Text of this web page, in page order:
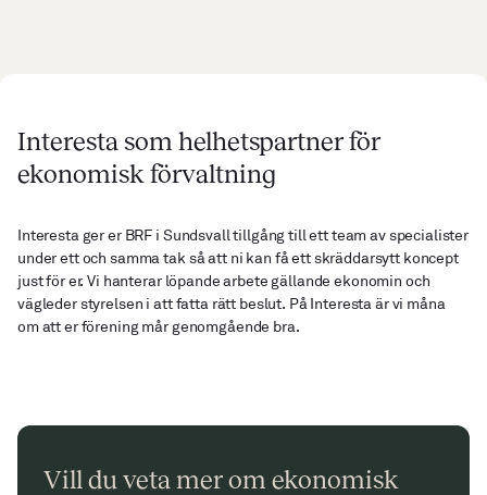
Interesta som helhetspartner för
ekonomisk förvaltning
Interesta ger er BRF i Sundsvall tillgång till ett team av specialister
under ett och samma tak så att ni kan få ett skräddarsytt koncept
just för er. Vi hanterar löpande arbete gällande ekonomin och
vägleder styrelsen i att fatta rätt beslut. På Interesta är vi måna
om att er förening mår genomgående bra.
Vill du veta mer om ekonomisk